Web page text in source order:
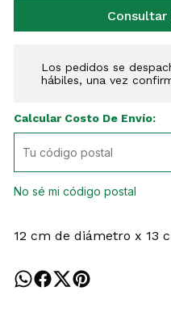
Los pedidos se
hábiles, una vez
Calcular Costo De Envío:
No sé mi código postal
12 cm de diámetro x 13